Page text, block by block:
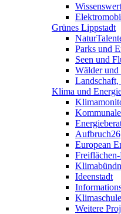
Grünes Lippstadt
Parks und
Seen und
Wälder und
Klima und
Aufbruch26
European
Ideenstadt
Weitere